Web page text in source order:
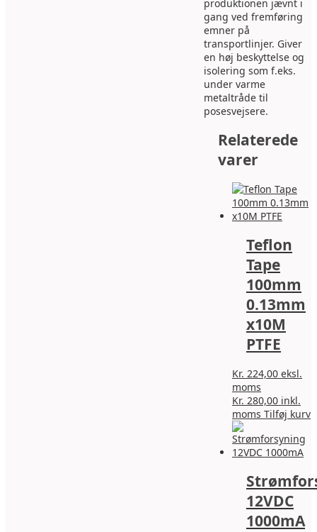
produktionen jævnt i
gang ved fremføring
emner på
transportlinjer. Giver
en høj beskyttelse og
isolering som f.eks.
under varme
metaltråde til
posesvejsere.
Relaterede
varer
Teflon
Tape
100mm
0.13mm
x10M
PTFE
Kr. 224,00 eksl.
moms
Kr. 280,00 inkl.
moms Tilføj kurv
12VDC
1000mA